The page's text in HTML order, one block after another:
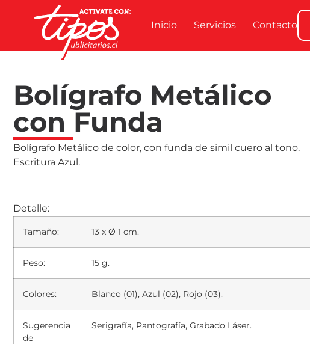
Inicio Servicios Contacto
Bolígrafo Metálico
con Funda
Bolígrafo Metálico de color, con funda de simil cuero al tono.
Escritura Azul.
Detalle:
Tamaño: 13 x Ø 1 cm.
Peso: 15 g.
Colores: Blanco (01), Azul (02), Rojo (03).
Sugerencia
de
Serigrafía, Pantografía, Grabado Láser.